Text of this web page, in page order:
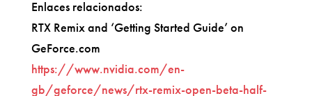
Enlaces relacionados:
RTX Remix and ‘Getting Started Guide’ on
GeForce.com
https://www.nvidia.com/en-
gb/geforce/news/rtx-remix-open-beta-half-